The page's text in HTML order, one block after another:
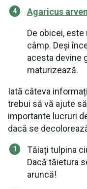
Agaricus
De obicei,
câmp. Deși
acesta devine
maturizează.
Iată câteva
trebui să vă ajute
importante lucruri
dacă se
Tăiați tulpina
Dacă tăietura
aruncă!